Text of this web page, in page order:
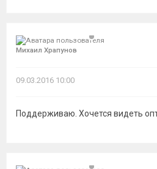
Михаил Храпунов
09.03.2016 10:00
Поддерживаю. Хочется видеть